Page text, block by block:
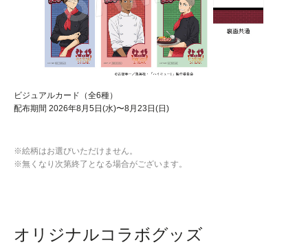
ビジュアルカード（全6種）
配布期間 2026年8月5日(水)〜8月23日(日)
※絵柄はお選びいただけません。
※無くなり次第終了となる場合がございます。
オリジナルコラボグッズ